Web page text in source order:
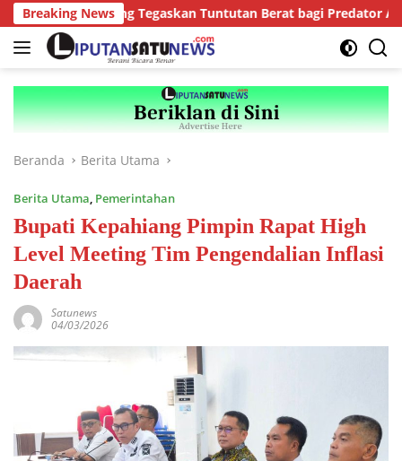
Langsung
ke
konten
Breaking News
Kepahiang Tegaskan Tuntutan Berat bagi Predator Anak,
Beranda Berita Utama
Berita Utama, Pemerintahan
Bupati Kepahiang Pimpin Rapat High
Level Meeting Tim Pengendalian Inflasi
Daerah
Satunews
04/03/2026